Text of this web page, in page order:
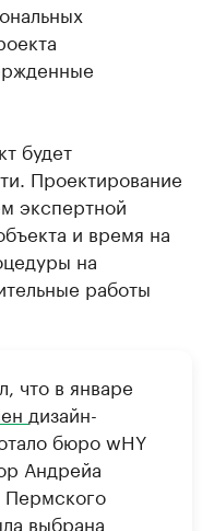
будет
Проектирование
экспертной
и время на
на
работы
что в январе
дизайн-
бюро wHY
Андрейа
выбрана